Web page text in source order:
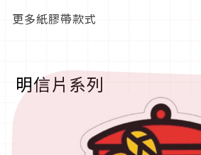
更多紙膠帶款式
明信片系列